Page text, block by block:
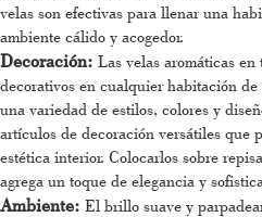
velas son efectivas para llenar una
ambiente cálido y acogedor.
Decoración: Las velas aromáticas
decorativos en cualquier habitación
una variedad de estilos, colores y
artículos de decoración versátiles que
estética interior. Colocarlos sobre
agrega un toque de elegancia y
Ambiente: El brillo suave y